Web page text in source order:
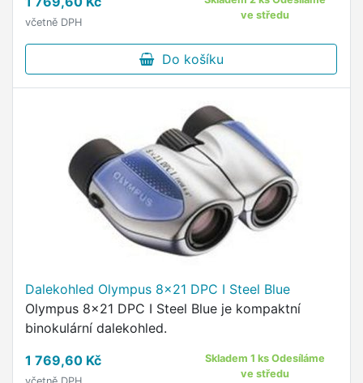
včetně DPH
ve středu
Do košíku
Dalekohled Olympus 8x21 DPC I Steel Blue
Olympus 8x21 DPC I Steel Blue je kompaktní
binokulární dalekohled.
1 769,60 Kč
Skladem 1 ks Odesíláme
ve středu